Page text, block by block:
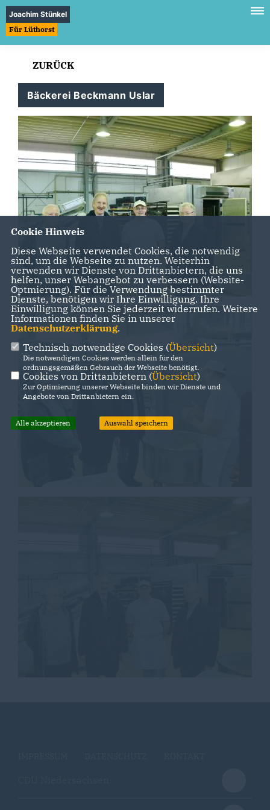
Joachim Stünkel
Für Lüthorst
ZURÜCK
Bäckerei Beckmann Uslar
Cookie Hinweis
Diese Webseite verwendet Cookies, die notwendig
sind, um die Webseite zu nutzen. Weiterhin
verwenden wir Dienste von Drittanbietern, die uns
helfen, unser Webangebot zu verbessern (Website-
Optmierung). Für die Verwendung bestimmter
Dienste, benötigen wir Ihre Einwilligung. Ihre
Einwilligung können Sie jederzeit widerrufen. Weitere
Informationen finden Sie in unserer
Datenschutzerklärung.
Technisch notwendige Cookies (Übersicht)
Die notwendigen Cookies werden allein für den
ordnungsgemäßen Gebrauch der Webseite benötigt.
Cookies von Drittanbietern (Übersicht)
Zur Optimierung unserer Webseite binden wir Dienste und
Angebote von Drittanbietern ein.
Alle akzeptieren Auswahl speichern